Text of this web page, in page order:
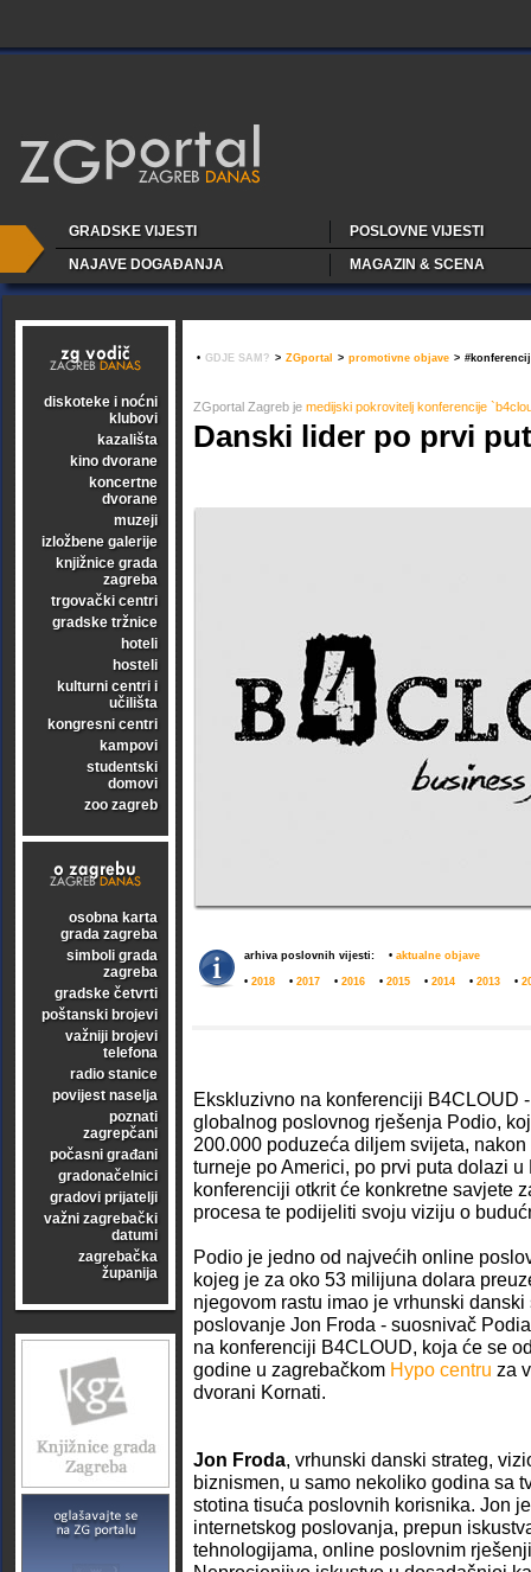
GRADSKE VIJESTI
POSLOVNE VIJESTI
NAJAVE DOGAĐANJA
MAGAZIN & SCENA
diskoteke i noćni
klubovi
kazališta
kino dvorane
koncertne
dvorane
muzeji
izložbene galerije
knjižnice grada
zagreba
trgovački centri
gradske tržnice
hoteli
hosteli
kulturni centri i
učilišta
kongresni centri
kampovi
studentski
domovi
zoo zagreb
osobna karta
grada zagreba
simboli grada
zagreba
gradske četvrti
poštanski brojevi
važniji brojevi
telefona
radio stanice
povijest naselja
poznati
zagrepčani
počasni građani
gradonačelnici
gradovi prijatelji
važni zagrebački
datumi
zagrebačka
županija
• GDJE SAM? > ZGportal > promotivne objave >
ZGportal Zagreb je medijski pokrovitelj konferencije
Danski lider po prvi
arhiva poslovnih vijesti: • aktualne objave
• 2018 • 2017 • 2016 • 2015 • 2014 • 2013 •
Ekskluzivno na konferenciji B4CLOUD
globalnog poslovnog rješenja Podio,
200.000 poduzeća diljem svijeta,
turneje po Americi, po prvi puta dolazi
konferenciji otkrit će konkretne savjete
procesa te podijeliti svoju viziju o
Podio je jedno od najvećih online
kojeg je za oko 53 milijuna dolara
njegovom rastu imao je vrhunski
poslovanje Jon Froda - suosnivač
na konferenciji B4CLOUD, koja će se
godine u zagrebačkom Hypo centru za
dvorani Kornati.
Jon Froda, vrhunski danski strateg,
biznismen, u samo nekoliko godina sa
stotina tisuća poslovnih korisnika. Jon
internetskog poslovanja, prepun
tehnologijama, online poslovnim